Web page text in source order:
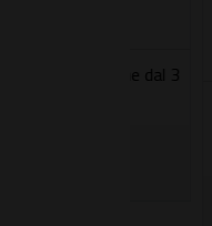
Le
L'opera
italiano
forza
04/